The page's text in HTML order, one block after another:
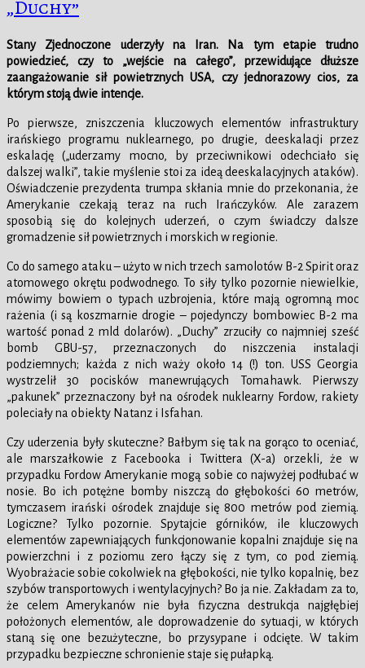
„Duchy”
Stany Zjednoczone uderzyły na Iran. Na tym etapie trudno
powiedzieć, czy to „wejście na całego”, przewidujące dłuższe
zaangażowanie sił powietrznych USA, czy jednorazowy cios, za
którym stoją dwie intencje.
Po pierwsze, zniszczenia kluczowych elementów infrastruktury
irańskiego programu nuklearnego, po drugie, deeskalacji przez
eskalację („uderzamy mocno, by przeciwnikowi odechciało się
dalszej walki”, takie myślenie stoi za ideą deeskalacyjnych ataków).
Oświadczenie prezydenta trumpa skłania mnie do przekonania, że
Amerykanie czekają teraz na ruch Irańczyków. Ale zarazem
sposobią się do kolejnych uderzeń, o czym świadczy dalsze
gromadzenie sił powietrznych i morskich w regionie.
Co do samego ataku – użyto w nich trzech samolotów B-2 Spirit oraz
atomowego okrętu podwodnego. To siły tylko pozornie niewielkie,
mówimy bowiem o typach uzbrojenia, które mają ogromną moc
rażenia (i są koszmarnie drogie – pojedynczy bombowiec B-2 ma
wartość ponad 2 mld dolarów). „Duchy” zrzuciły co najmniej sześć
bomb GBU-57, przeznaczonych do niszczenia instalacji
podziemnych; każda z nich waży około 14 (!) ton. USS Georgia
wystrzelił 30 pocisków manewrujących Tomahawk. Pierwszy
„pakunek” przeznaczony był na ośrodek nuklearny Fordow, rakiety
poleciały na obiekty Natanz i Isfahan.
Czy uderzenia były skuteczne? Bałbym się tak na gorąco to oceniać,
ale marszałkowie z Facebooka i Twittera (X-a) orzekli, że w
przypadku Fordow Amerykanie mogą sobie co najwyżej podłubać w
nosie. Bo ich potężne bomby niszczą do głębokości 60 metrów,
tymczasem irański ośrodek znajduje się 800 metrów pod ziemią.
Logiczne? Tylko pozornie. Spytajcie górników, ile kluczowych
elementów zapewniających funkcjonowanie kopalni znajduje się na
powierzchni i z poziomu zero łączy się z tym, co pod ziemią.
Wyobrażacie sobie cokolwiek na głębokości, nie tylko kopalnię, bez
szybów transportowych i wentylacyjnych? Bo ja nie. Zakładam za to,
że celem Amerykanów nie była fizyczna destrukcja najgłębiej
położonych elementów, ale doprowadzenie do sytuacji, w których
staną się one bezużyteczne, bo przysypane i odcięte. W takim
przypadku bezpieczne schronienie staje się pułapką.